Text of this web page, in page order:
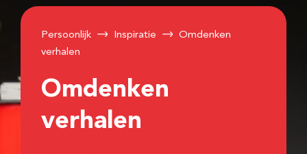
Persoonlijk Inspiratie
Omdenken
verhalen
Omdenken
verhalen